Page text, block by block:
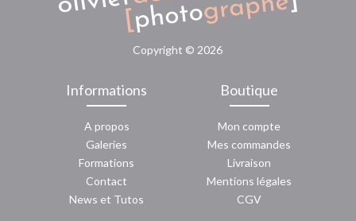
Copyright © 2026
Informations
A propos
Galeries
Formations
Contact
News et Tutos
Boutique
Mon compte
Mes commandes
Livraison
Mentions légales
CGV